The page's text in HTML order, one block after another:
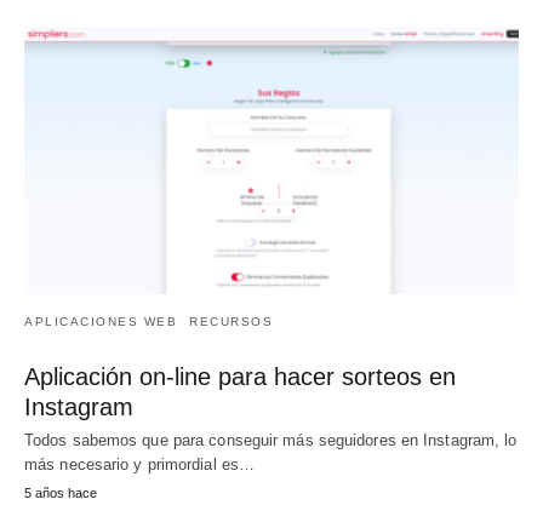
APLICACIONES WEB RECURSOS
Aplicación on-line para hacer sorteos en
Instagram
Todos sabemos que para conseguir más seguidores en Instagram, lo
más necesario y primordial es…
5 años hace